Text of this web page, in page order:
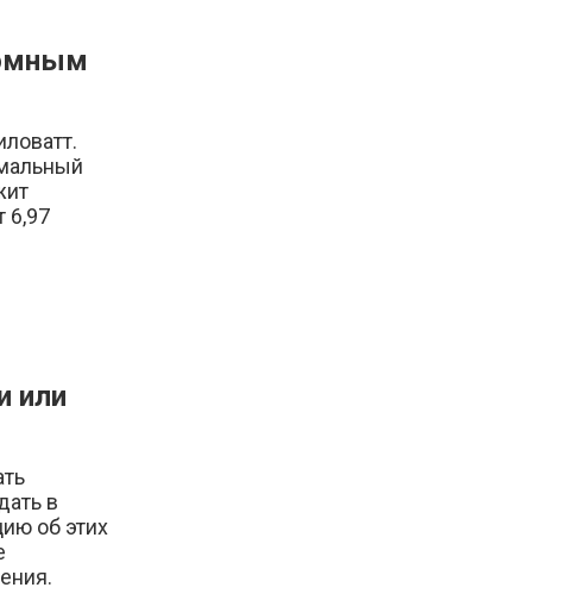
6,97
или
в
об этих